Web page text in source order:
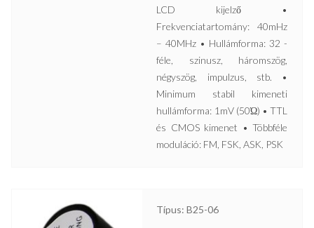
LCD kijelző •
Frekvenciatartomány: 40mHz
– 40MHz • Hullámforma: 32 -
féle, szinusz, háromszög,
négyszög, impulzus, stb. •
Minimum stabil kimeneti
hullámforma: 1mV (50Ώ) • TTL
és CMOS kimenet • Többféle
moduláció: FM, FSK, ASK, PSK
Típus: B25-06